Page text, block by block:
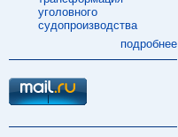
уголовного
судопроизводства
подробнее